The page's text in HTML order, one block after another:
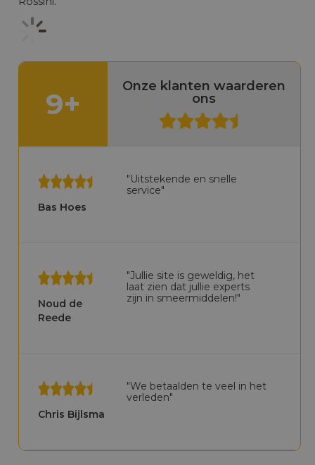
9+
Onze klanten waarderen
ons
Bas Hoes
"Uitstekende en snelle
service"
Noud de
Reede
"Jullie site is geweldig, het
laat zien dat jullie experts
zijn in smeermiddelen!"
Chris Bijlsma
"We betaalden te veel in het
verleden"